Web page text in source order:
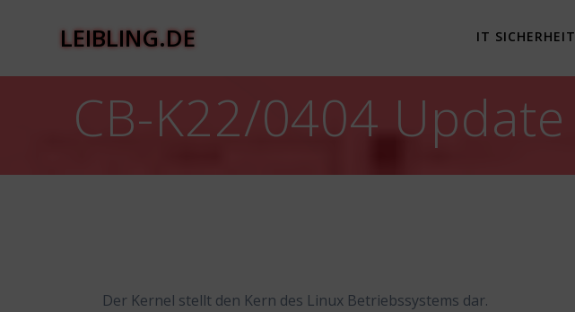
LEIBLING.DE IT SICHERHEIT
CB-K22/0404 Update
Der Kernel stellt den Kern des Linux Betriebssystems dar.